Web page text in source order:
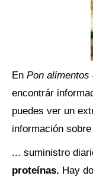
En Pon
encontrár
puedes ver un
información
... suministro
proteínas. Hay